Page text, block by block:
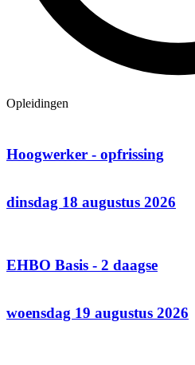
Opleidingen
Hoogwerker - opfrissing
dinsdag 18 augustus 2026
EHBO Basis - 2 daagse
woensdag 19 augustus 2026